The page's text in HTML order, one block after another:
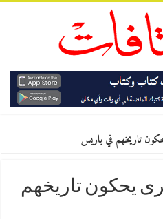
تاريخهم في باريس
يحكون تاريخهم